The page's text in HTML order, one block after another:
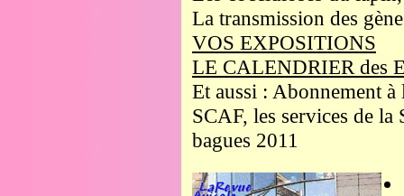
La transmission des
VOS EXPOSITIONS
LE CALENDRIER des
Et aussi : Abonnement
SCAF, les services de la
bagues 2011